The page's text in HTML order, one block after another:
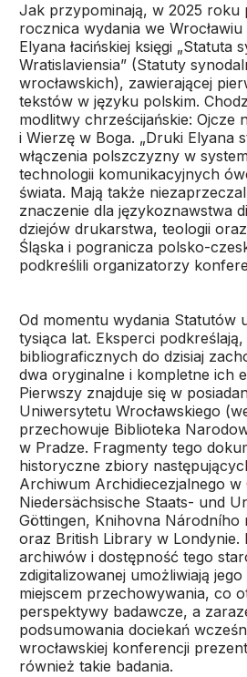
Jak przypominają, w 2025 roku
rocznica wydania we
Elyana łacińskiej księgi „Statuta
Wratislaviensia” (Statuty
wrocławskich), zawierającej
tekstów w języku polskim.
modlitwy chrześcijańskie: Ojcze
i Wierzę w Boga. „Druki Elyana
włączenia polszczyzny w
technologii komunikacyjnych
świata. Mają także
znaczenie dla językoznawstwa
dziejów drukarstwa, teologii
Śląska i pogranicza polsko-
podkreślili organizatorzy
Od momentu wydania Statutów
tysiąca lat. Eksperci podkreślają,
bibliograficznych do dzisiaj
dwa oryginalne i kompletne ich
Pierwszy znajduje się w
Uniwersytetu Wrocławskiego
przechowuje Biblioteka
w Pradze. Fragmenty tego
historyczne zbiory
Archiwum Archidiecezjalnego w
Niedersächsische Staats- und
Göttingen, Knihovna Národního
oraz British Library w
archiwów i dostępność tego
zdigitalizowanej umożliwiają
miejscem przechowywania, co
perspektywy badawcze, a
podsumowania dociekań
wrocławskiej konferencji
również takie badania.